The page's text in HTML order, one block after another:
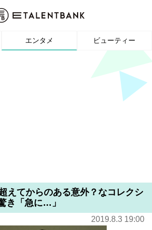
エンタメ ビューティー
えてからのある意外？なコレクシ
き「急に…」
2019.8.3 19:00